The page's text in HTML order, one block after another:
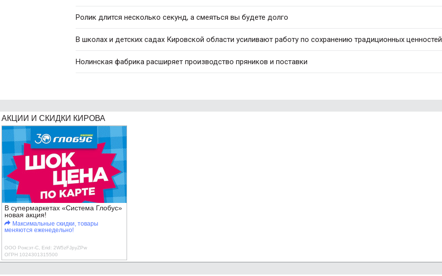
Ролик длится несколько секунд, а смеяться вы будете долго
В школах и детских садах Кировской области усиливают работу по сохранению традиционных ценностей
Нолинская фабрика расширяет производство пряников и поставки
АКЦИИ И СКИДКИ КИРОВА
В супермаркетах «Система Глобус»
новая акция!
Максимальные скидки, товары
меняются еженедельно!
ООО Роксэт-С, Erid: 2W5zFJpyZPw
ОГРН 1024301315500